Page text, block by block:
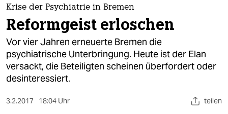
themen
politik
öko
gesellschaft
kultur
Krise der Psychiatrie in Bremen
Reformgeist erloschen
Vor vier Jahren erneuerte Bremen die
psychiatrische Unterbringung. Heute ist der Elan
versackt, die Beteiligten scheinen überfordert oder
desinteressiert.
3.2.2017 18:04 Uhr teilen